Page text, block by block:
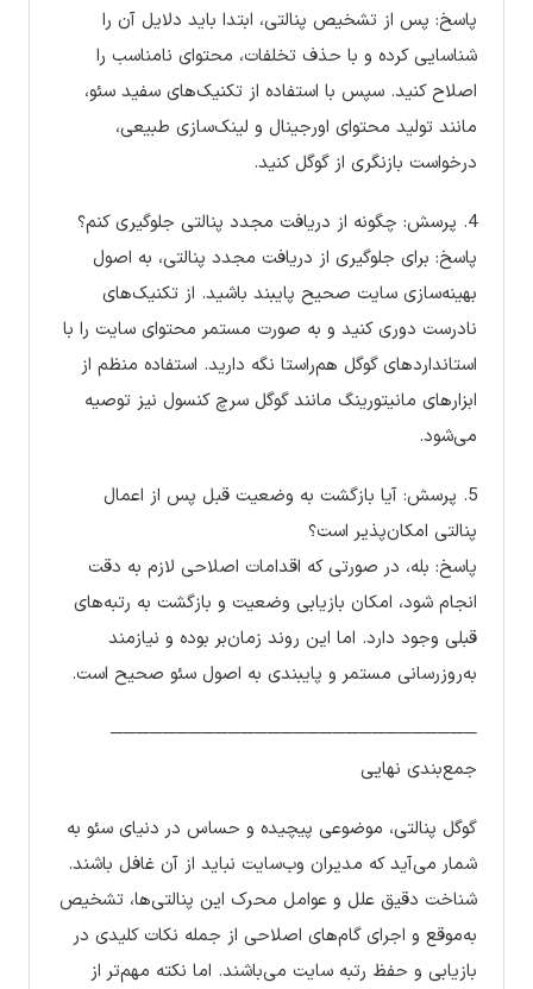
پاسخ: پس از تشخیص پنالتی، ابتدا باید دلایل آن را
شناسایی کرده و با حذف تخلفات، محتوای نامناسب را
اصلاح کنید. سپس با استفاده از تکنیک‌های سفید سئو،
مانند تولید محتوای اورجینال و لینک‌سازی طبیعی،
درخواست بازنگری از گوگل کنید.
4. پرسش: چگونه از دریافت مجدد پنالتی جلوگیری کنم؟
پاسخ: برای جلوگیری از دریافت مجدد پنالتی، به اصول
بهینه‌سازی سایت صحیح پایبند باشید. از تکنیک‌های
نادرست دوری کنید و به صورت مستمر محتوای سایت را با
استانداردهای گوگل هم‌راستا نگه دارید. استفاده منظم از
ابزارهای مانیتورینگ مانند گوگل سرچ کنسول نیز توصیه
می‌شود.
5. پرسش: آیا بازگشت به وضعیت قبل پس از اعمال
پنالتی امکان‌پذیر است؟
پاسخ: بله، در صورتی که اقدامات اصلاحی لازم به دقت
انجام شود، امکان بازیابی وضعیت و بازگشت به رتبه‌های
قبلی وجود دارد. اما این روند زمان‌بر بوده و نیازمند
به‌روزرسانی مستمر و پایبندی به اصول سئو صحیح است.
────────────────────────────
جمع‌بندی نهایی
گوگل پنالتی، موضوعی پیچیده و حساس در دنیای سئو به
شمار می‌آید که مدیران وب‌سایت نباید از آن غافل باشند.
شناخت دقیق علل و عوامل محرک این پنالتی‌ها، تشخیص
به‌موقع و اجرای گام‌های اصلاحی از جمله نکات کلیدی در
بازیابی و حفظ رتبه سایت می‌باشند. اما نکته مهم‌تر از